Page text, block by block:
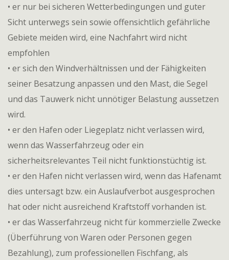
• er nur bei sicheren Wetterbedingungen und guter
Sicht unterwegs sein sowie offensichtlich gefährliche
Gebiete meiden wird, eine Nachfahrt wird nicht
empfohlen
• er sich den Windverhältnissen und der Fähigkeiten
seiner Besatzung anpassen und den Mast, die Segel
und das Tauwerk nicht unnötiger Belastung aussetzen
wird.
• er den Hafen oder Liegeplatz nicht verlassen wird,
wenn das Wasserfahrzeug oder ein
sicherheitsrelevantes Teil nicht funktionstüchtig ist.
• er den Hafen nicht verlassen wird, wenn das Hafenamt
dies untersagt bzw. ein Auslaufverbot ausgesprochen
hat oder nicht ausreichend Kraftstoff vorhanden ist.
• er das Wasserfahrzeug nicht für kommerzielle Zwecke
(Überführung von Waren oder Personen gegen
Bezahlung), zum professionellen Fischfang, als